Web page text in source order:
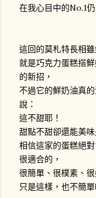
在我心目中的No.1
這回的莫札特長相
就是巧克力蛋糕搭
的新招，
不過它的鮮奶油真
說：
這不甜耶！
甜點不甜卻還能美
相信這家的蛋糕絕
很適合的，
很簡單、很樸素、很
只是這樣，也不簡單